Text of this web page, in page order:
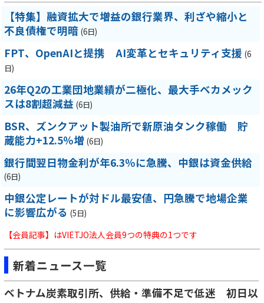
【特集】融資拡大で増益の銀行業界、利ざや縮小と
不良債権で明暗 (6日)
FPT、OpenAIと提携 AI変革とセキュリティ支援 (6
日)
26年Q2の工業団地業績が二極化、最大手ベカメック
スは8割超減益 (6日)
BSR、ズンクアット製油所で新原油タンク稼働 貯
蔵能力+12.5％増 (6日)
銀行間翌日物金利が年6.3％に急騰、中銀は資金供給
(6日)
中銀公定レートが対ドル最安値、円急騰で地場企業
に影響広がる (5日)
【会員記事】はVIETJO法人会員9つの特典の1つです
新着ニュース一覧
ベトナム炭素取引所、供給・準備不足で低迷 初日以